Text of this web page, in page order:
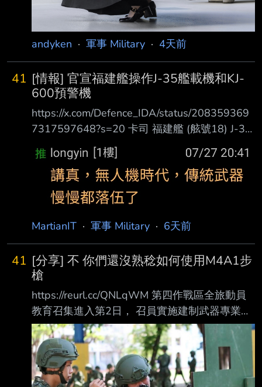
andyken · 軍事 Military · 4天前
41 [情報] 官宣福建艦操作J-35艦載機和KJ-
600預警機
https://x.com/Defence_IDA/status/208359369
7317597648?s=20 卡司 福建艦 (舷號18) J-35
電磁彈射起飛 攔截索降落 機腹尾部有掛龍柏反
射器 KJ-600 電磁彈射起飛 J-15/D 電磁彈射起
飛 戰機和電戰機都有上場 背景有一艘水面艦 心
得 配樂和J-35+KJ-600讓我熊熊以為是Top Gun
3預告片 直到出現J-15D 不知道影片釋出的時
間? 印象中去年央視也有發佈過一片類似的? 平
MartianIT · 軍事 Military · 6天前
41 [分享] 不 你們還沒熟稔如何使用M4A1步
槍
https://reurl.cc/QNLqWM 第四作戰區全旅動員
教育召集進入第2日， 召員實施建制武器專業專
長訓練， 由教官就武器諸元性能、分解結合、
射擊預習及安全規範等進度授課， 並結合官兵
協同操作與分組練習， 使召員熟悉各式武器性
能與操作程序， 建立正確射擊觀念，為後續實